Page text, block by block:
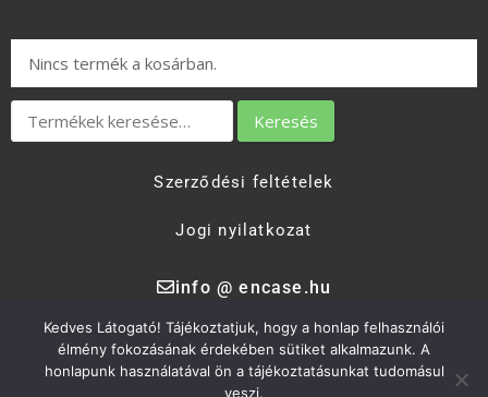
Nincs termék a kosárban.
Keresés
Szerződési feltételek
Jogi nyilatkozat
info @ encase.hu
Encase Kft. 2017 - 2026.
Kedves Látogató! Tájékoztatjuk, hogy a honlap felhasználói
élmény fokozásának érdekében sütiket alkalmazunk. A
honlapunk használatával ön a tájékoztatásunkat tudomásul
veszi.